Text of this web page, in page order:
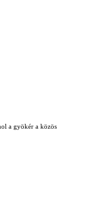
a gyökér a közös